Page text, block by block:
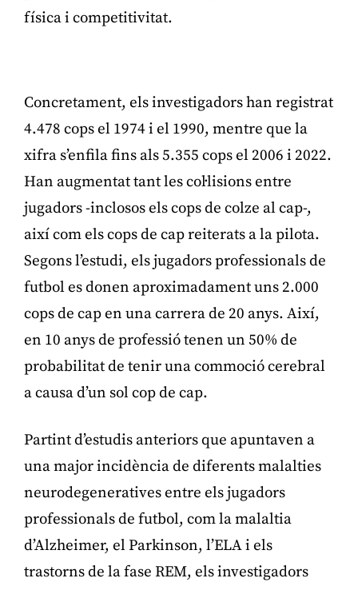
física i competitivitat.
Concretament, els investigadors han registrat
4.478 cops el 1974 i el 1990, mentre que la
xifra s’enfila fins als 5.355 cops el 2006 i 2022.
Han augmentat tant les col·lisions entre
jugadors -inclosos els cops de colze al cap-,
així com els cops de cap reiterats a la pilota.
Segons l’estudi, els jugadors professionals de
futbol es donen aproximadament uns 2.000
cops de cap en una carrera de 20 anys. Així,
en 10 anys de professió tenen un 50% de
probabilitat de tenir una commoció cerebral
a causa d’un sol cop de cap.
Partint d’estudis anteriors que apuntaven a
una major incidència de diferents malalties
neurodegeneratives entre els jugadors
professionals de futbol, com la malaltia
d’Alzheimer, el Parkinson, l’ELA i els
trastorns de la fase REM, els investigadors